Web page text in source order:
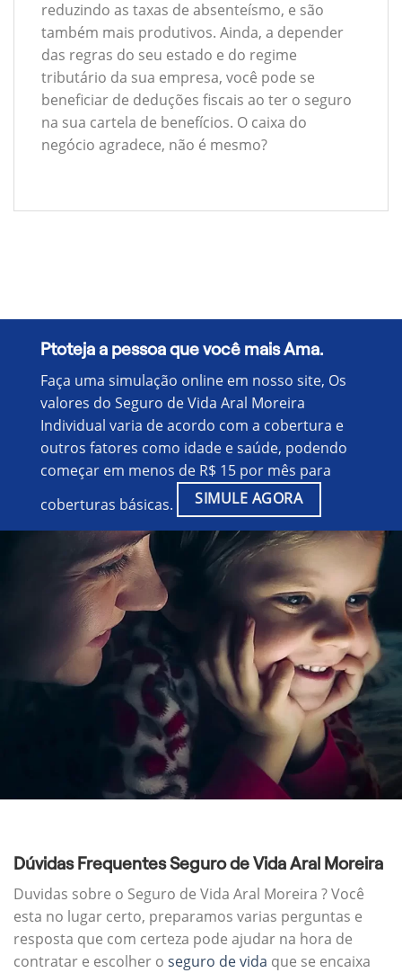
reduzindo as taxas de absenteísmo, e são
também mais produtivos. Ainda, a depender
das regras do seu estado e do regime
tributário da sua empresa, você pode se
beneficiar de deduções fiscais ao ter o seguro
na sua cartela de benefícios. O caixa do
negócio agradece, não é mesmo?
Ptoteja a pessoa que você mais Ama.
Faça uma simulação online em nosso site, Os
valores do Seguro de Vida Aral Moreira
Individual varia de acordo com a cobertura e
outros fatores como idade e saúde, podendo
começar em menos de R$ 15 por mês para
coberturas básicas.
SIMULE AGORA
Dúvidas Frequentes Seguro de Vida Aral Moreira
Duvidas sobre o Seguro de Vida Aral Moreira ? Você
esta no lugar certo, preparamos varias perguntas e
resposta que com certeza pode ajudar na hora de
contratar e escolher o seguro de vida que se encaixa